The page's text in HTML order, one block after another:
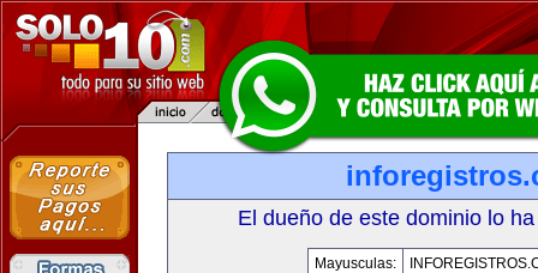
El dueño de este dominio lo
Mayusculas: